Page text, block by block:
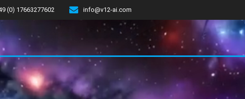
(0) 17663277602 info@v12-ai.com